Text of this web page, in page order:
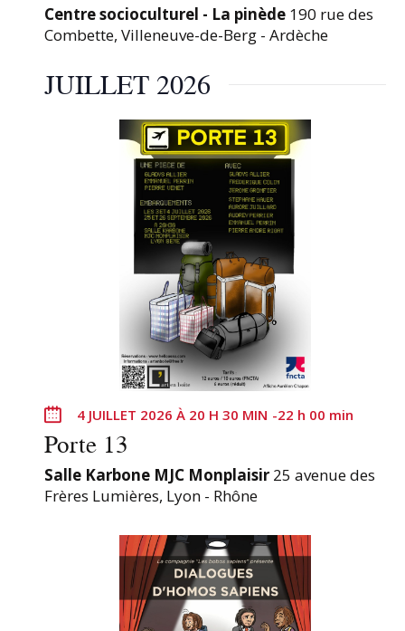
e
l
e
l
t
r
é
s
Centre socioculturel - La pinède 190 rue des
Combette, Villeneuve-de-Berg - Ardèche
JUILLET 2026
4 JUILLET 2026 À 20 H 30 MIN -22 h 00 min
Porte 13
Salle Karbone MJC Monplaisir 25 avenue des
Frères Lumières, Lyon - Rhône